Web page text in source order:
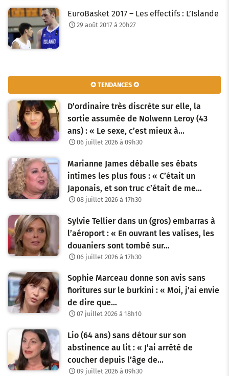
EuroBasket 2017 – Les effectifs : L’Islande
29 août 2017 à 20h27
✪ TENDANCES ✪
D’ordinaire très discrète sur elle, la
sortie assumée de Nolwenn Leroy (43
ans) : « Le sexe, c’est mieux à…
06 juillet 2026 à 09h30
Marianne James déballe ses ébats
intimes les plus fous : « C’était un
Japonais, et son truc c’était de me…
08 juillet 2026 à 17h30
Sylvie Tellier dans un (gros) embarras à
l’aéroport : « En ouvrant les valises, les
douaniers sont tombé sur…
06 juillet 2026 à 17h30
Sophie Marceau donne son avis sans
fioritures sur le burkini : « Moi, j’ai envie
de dire que…
07 juillet 2026 à 18h10
Lio (64 ans) sans détour sur son
abstinence au lit : « J’ai arrêté de
coucher depuis l’âge de…
09 juillet 2026 à 09h30